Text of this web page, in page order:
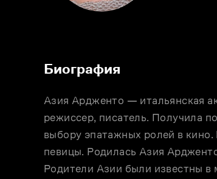
Биография
Азия Ардженто — итальянская
режиссер, писатель. Получила
выбору эпатажных ролей в
певицы. Родилась Азия
Родители Азии были известны